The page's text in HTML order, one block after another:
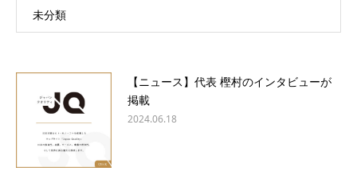
未分類
【ニュース】代表 樫村のインタビューが
掲載
2024.06.18